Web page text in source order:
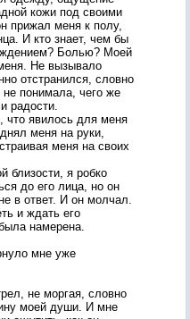
кожи под своими
прижал меня к полу,
И кто знает, чем бы
Болью? Моей
Не вызывало
отстранился, словно
понимала, чего же
радости.
что явилось для меня
меня на руки,
меня на своих
близости, я робко
до его лица, но он
в ответ. И он молчал.
и ждать его
намерена.
мне уже
не моргая, словно
моей души. И мне